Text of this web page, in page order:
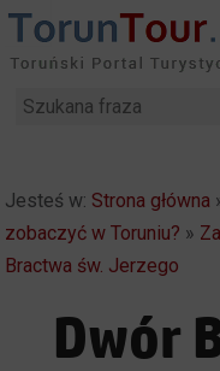
Jesteś w: Strona główna
zobaczyć w Toruniu? »
Bractwa św. Jerzego
Dwór